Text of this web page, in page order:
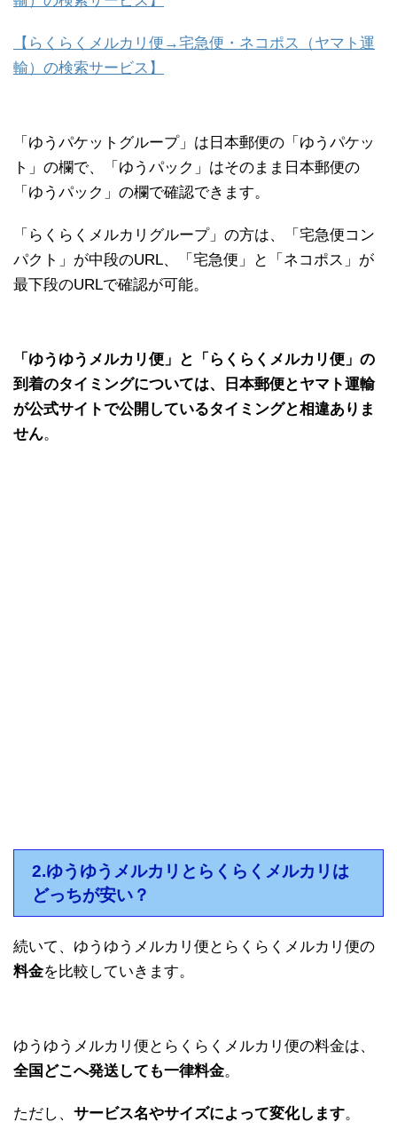
【らくらくメルカリ便→宅急便・ネコポス（ヤマト運
輸）の検索サービス】
「ゆうパケットグループ」は日本郵便の「ゆうパケッ
ト」の欄で、「ゆうパック」はそのまま日本郵便の
「ゆうパック」の欄で確認できます。
「らくらくメルカリグループ」の方は、「宅急便コン
パクト」が中段のURL、「宅急便」と「ネコポス」が
最下段のURLで確認が可能。
「ゆうゆうメルカリ便」と「らくらくメルカリ便」の
到着のタイミングについては、日本郵便とヤマト運輸
が公式サイトで公開しているタイミングと相違ありま
せん。
2.ゆうゆうメルカリとらくらくメルカリは
どっちが安い？
続いて、ゆうゆうメルカリ便とらくらくメルカリ便の
料金を比較していきます。
ゆうゆうメルカリ便とらくらくメルカリ便の料金は、
全国どこへ発送しても一律料金。
ただし、 サービス名やサイズによって変化します。